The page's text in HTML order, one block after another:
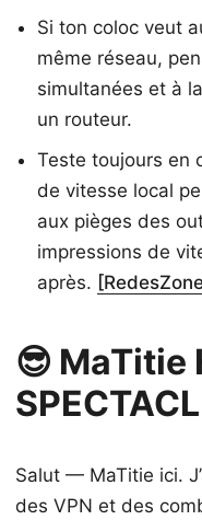
Si ton coloc veut
même réseau,
simultanées et à
un routeur.
Teste toujours en
de vitesse local
aux pièges des
impressions de
après.
😎 MaTitie
Salut — MaTitie ici.
des VPN et des